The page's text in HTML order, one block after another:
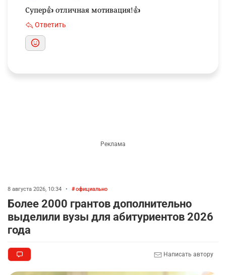
Супер👍 отличная мотивация!👍
Ответить
8 августа 2026, 10:34 • официально
Более 2000 грантов дополнительно
выделили вузы для абитуриентов 2026
года
Написать автору